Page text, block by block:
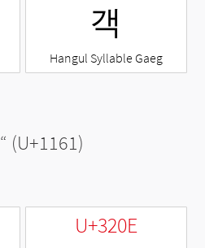
객
Hangul Syllable Gaeg
“ (U+1161)
U+320E